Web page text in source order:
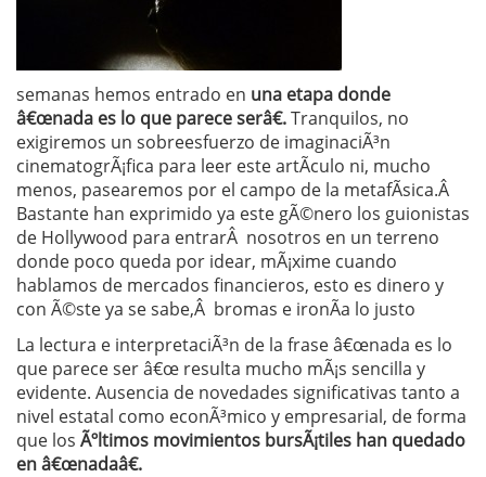
semanas hemos entrado en una etapa donde
â€œnada es lo que parece serâ€.Tranquilos, no
exigiremos un sobreesfuerzo de imaginaciÃ³n
cinematogrÃ¡fica para leer este artÃ­culo ni, mucho
menos, pasearemos por el campo de la metafÃ­sica.Â
Bastante han exprimido ya este gÃ©nero los guionistas
de Hollywood para entrarÂ nosotros en un terreno
donde poco queda por idear, mÃ¡xime cuando
hablamos de mercados financieros, esto es dinero y
con Ã©ste ya se sabe,Â bromas e ironÃ­a lo justo
La lectura e interpretaciÃ³n de la frase â€œnada es lo
que parece ser â€œ resulta mucho mÃ¡s sencilla y
evidente. Ausencia de novedades significativas tanto a
nivel estatal como econÃ³mico y empresarial, de forma
que los Ãºltimos movimientos bursÃ¡tiles han quedado
en â€œnadaâ€.